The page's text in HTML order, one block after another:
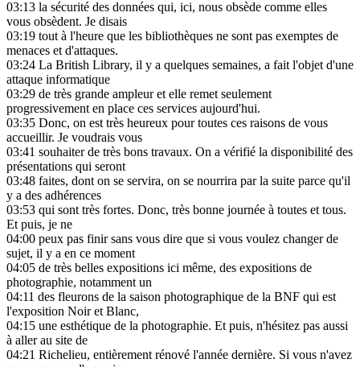
03:13 la sécurité des données qui, ici, nous obsède comme elles
vous obsèdent. Je disais
03:19 tout à l'heure que les bibliothèques ne sont pas exemptes de
menaces et d'attaques.
03:24 La British Library, il y a quelques semaines, a fait l'objet d'une
attaque informatique
03:29 de très grande ampleur et elle remet seulement
progressivement en place ces services aujourd'hui.
03:35 Donc, on est très heureux pour toutes ces raisons de vous
accueillir. Je voudrais vous
03:41 souhaiter de très bons travaux. On a vérifié la disponibilité des
présentations qui seront
03:48 faites, dont on se servira, on se nourrira par la suite parce qu'il
y a des adhérences
03:53 qui sont très fortes. Donc, très bonne journée à toutes et tous.
Et puis, je ne
04:00 peux pas finir sans vous dire que si vous voulez changer de
sujet, il y a en ce moment
04:05 de très belles expositions ici même, des expositions de
photographie, notamment un
04:11 des fleurons de la saison photographique de la BNF qui est
l'exposition Noir et Blanc,
04:15 une esthétique de la photographie. Et puis, n'hésitez pas aussi
à aller au site de
04:21 Richelieu, entièrement rénové l'année dernière. Si vous n'avez